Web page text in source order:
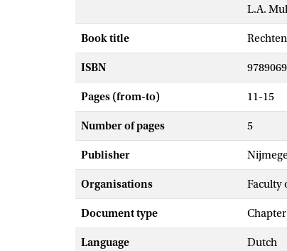
L.A.
Book title
ISBN
Pages (from-to) 11-15
Number of pages 5
Publisher
Organisations Faculty
Document type Chapter
Language Dutch